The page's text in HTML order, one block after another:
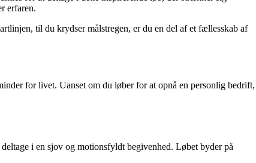
erfaren.
til du krydser målstregen, er du en del af et fællesskab af
for livet. Uanset om du løber for at opnå en personlig bedrift,
i en sjov og motionsfyldt begivenhed. Løbet byder på